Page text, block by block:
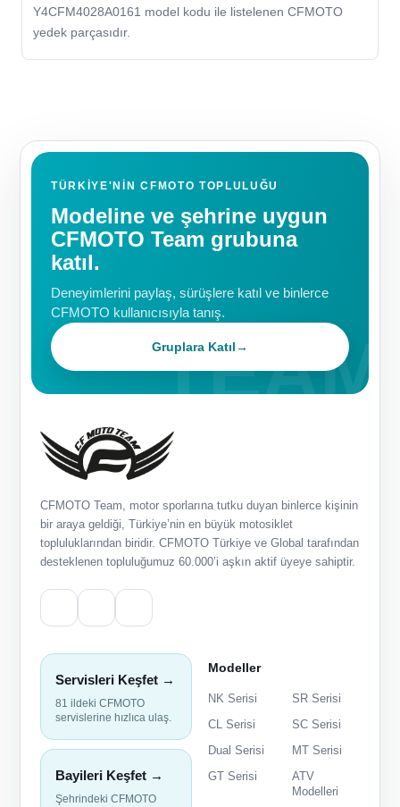
Y4CFM4028A0161 model kodu ile listelenen CFMOTO
yedek parçasıdır.
TÜRKIYE'NIN CFMOTO TOPLULUĞU
Modeline ve şehrine uygun
CFMOTO Team grubuna
katıl.
Deneyimlerini paylaş, sürüşlere katıl ve binlerce
CFMOTO kullanıcısıyla tanış.
Gruplara Katıl→
CFMOTO Team, motor sporlarına tutku duyan binlerce kişinin
bir araya geldiği, Türkiye’nin en büyük motosiklet
topluluklarından biridir. CFMOTO Türkiye ve Global tarafından
desteklenen topluluğumuz 60.000’i aşkın aktif üyeye sahiptir.
Servisleri Keşfet →
81 ildeki CFMOTO
servislerine hızlıca ulaş.
Bayileri Keşfet →
Şehrindeki CFMOTO
Modeller
NK Serisi
SR Serisi
CL Serisi
SC Serisi
Dual Serisi
MT Serisi
GT Serisi
ATV
Modelleri